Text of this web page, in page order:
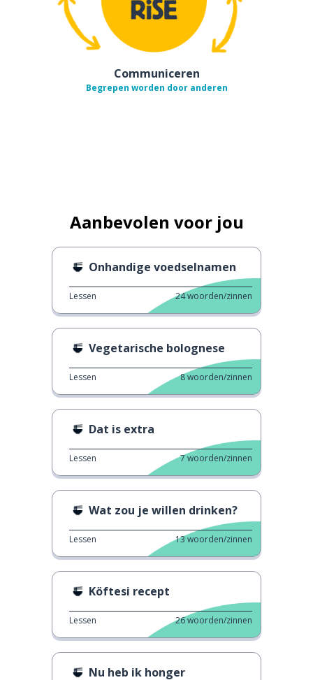
Communiceren
Begrepen worden door anderen
Aanbevolen voor jou
Onhandige voedselnamen
Lessen 24woorden/zinnen
Vegetarische bolognese
Lessen 8woorden/zinnen
Dat is extra
Lessen 7woorden/zinnen
Wat zou je willen drinken?
Lessen 13woorden/zinnen
Köftesi recept
Lessen 26woorden/zinnen
Nu heb ik honger